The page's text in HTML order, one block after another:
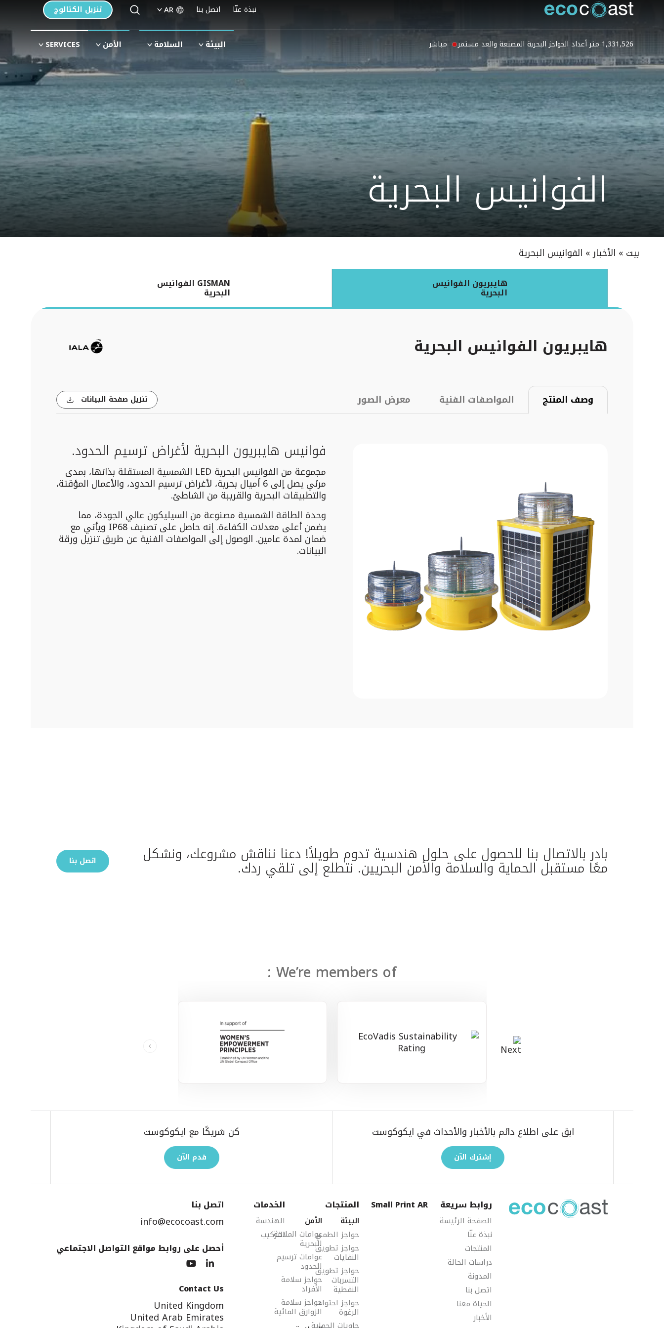
نبذة عنّا اتصل بنا AR
Search
for: تنزيل الكتالوج
1,331,526 متر أعداد الحواجز البحرية المصنعة والعد مستمر مباشر البيئة السلامة الأمن SERVICES
الفوانيس البحرية
بيت » الأخبار» الفوانيس البحرية
هايبريون الفوانيس
البحرية
GISMAN الفوانيس
البحرية
هايبريون الفوانيس البحرية
وصف المنتج المواصفات الفنية معرض الصور تنزيل صفحة البيانات
فوانيس هايبريون البحرية لأغراض ترسيم الحدود.
مجموعة من الفوانيس البحرية LED الشمسية المستقلة بذاتها، بمدى
مرئي يصل إلى 6 أميال بحرية، لأغراض ترسيم الحدود، والأعمال المؤقتة،
والتطبيقات البحرية والقريبة من الشاطئ.
وحدة الطاقة الشمسية مصنوعة من السيليكون عالي الجودة، مما
يضمن أعلى معدلات الكفاءة. إنه حاصل على تصنيف IP68 ويأتي مع
ضمان لمدة عامين. الوصول إلى المواصفات الفنية عن طريق تنزيل ورقة
البيانات.
بادر بالاتصال بنا للحصول على حلول هندسية تدوم طويلاً! دعنا نناقش مشروعك، ونشكل
معًا مستقبل الحماية والسلامة والأمن البحريين. نتطلع إلى تلقي ردك. اتصل بنا
We’re members of :
ابق على اطلاع دائم بالأخبار والأحداث في ايكوكوست
إشترك الآن
كن شريكًا مع ايكوكوست
قدم الآن
روابط سريعة
الصفحة الرئيسة
نبذة عنّا
المنتجات
دراسات الحالة
المدونة
اتصل بنا
الحياة معنا
الأخبار
Small Print AR المنتجات
البيئة
حواجز الطمي
حواجز تطويق
النفايات
حواجز تطويق
التسربات
النفطية
حواجز احتواء
الرغوة
الأمن
عوامات الملاحة
البحرية
عوامات ترسيم
الحدود
حواجز سلامة
الأفراد
حواجز سلامة
الزوارق المائية
الخدمات
الهندسة
التركيب
اتصل بنا
info@ecocoast.com
أحصل على روابط مواقع التواصل الاجتماعي
Contact Us
United Kingdom
United Arab Emirates